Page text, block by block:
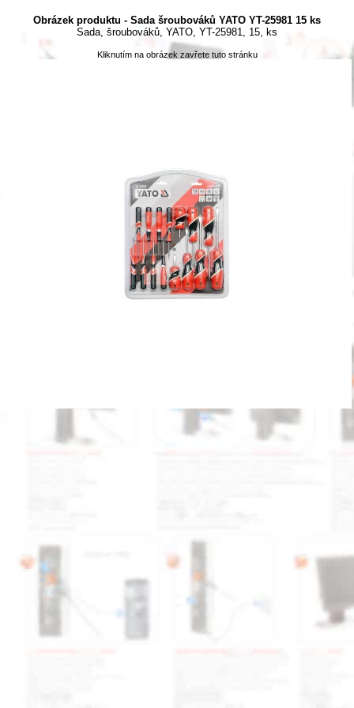
Obrázek produktu - Sada šroubováků YATO YT-25981 15 ks
Sada, šroubováků, YATO, YT-25981, 15, ks
Kliknutím na obrázek zavřete tuto stránku